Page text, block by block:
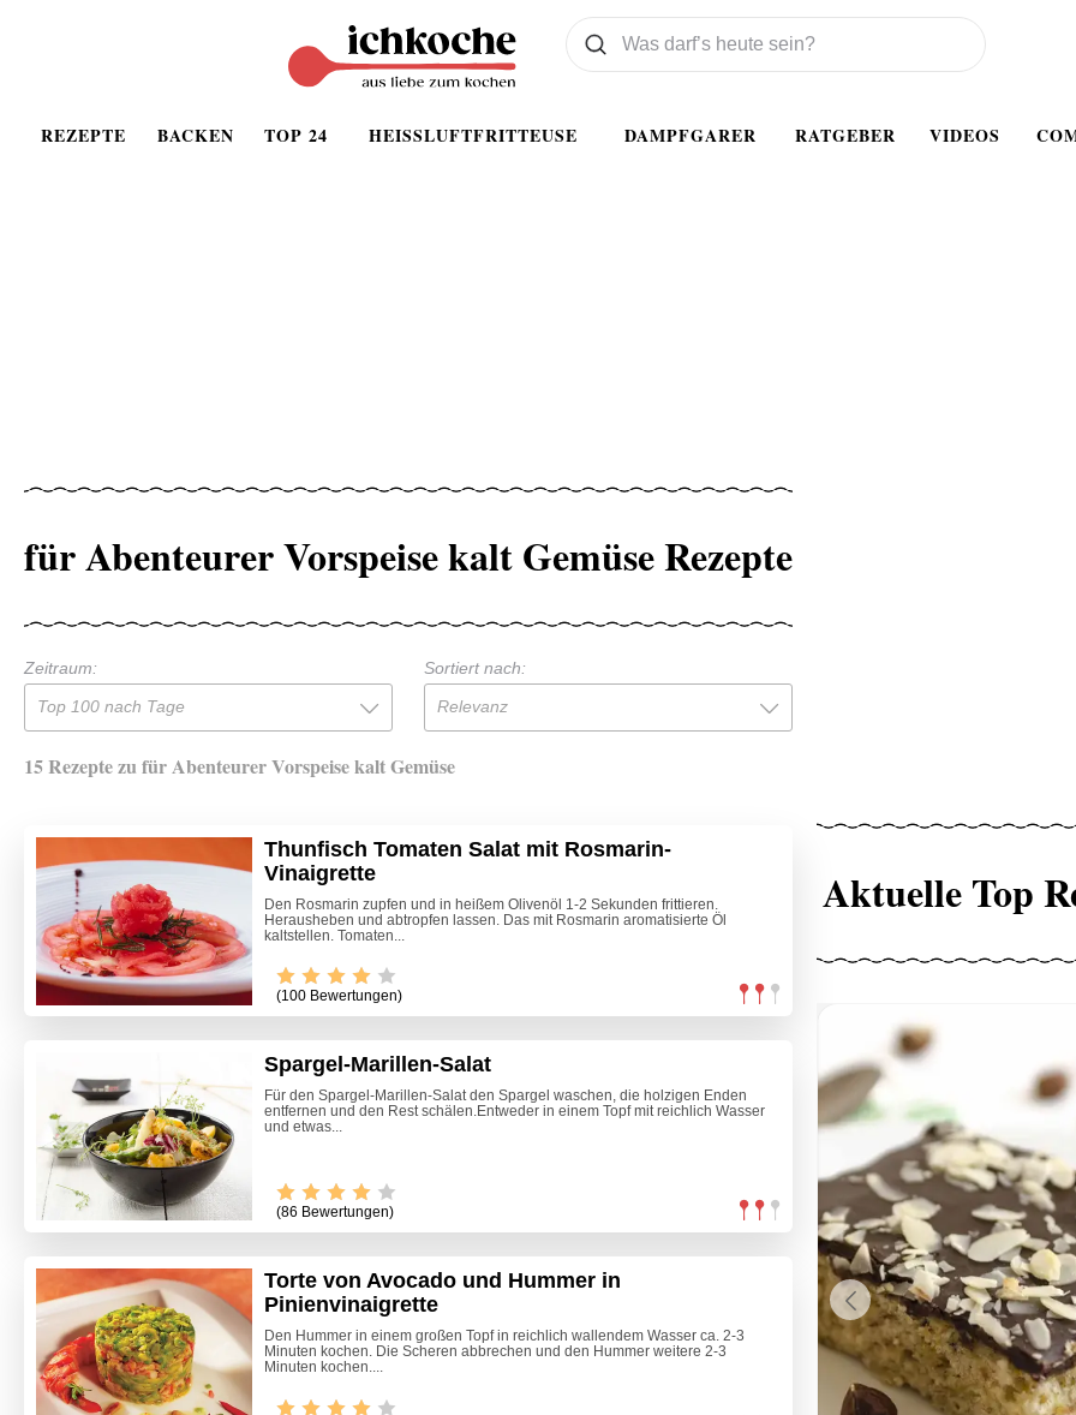
REZEPTE BACKEN TOP 24 HEISSLUFTFRITTEUSE DAMPFGARER RATGEBER VIDEOS
Was wollen Sie suchen
Suchen
für Abenteurer Vorspeise kalt Gemüse Rezepte
Zeitraum:
Top 100 nach Tage
Sortiert nach:
Relevanz
15 Rezepte zu für Abenteurer Vorspeise kalt Gemüse
Thunfisch Tomaten Salat mit Rosmarin-
Vinaigrette
Den Rosmarin zupfen und in heißem Olivenöl 1-2 Sekunden frittieren.
Herausheben und abtropfen lassen. Das mit Rosmarin aromatisierte Öl
kaltstellen. Tomaten...
(100 Bewertungen)
Spargel-Marillen-Salat
Für den Spargel-Marillen-Salat den Spargel waschen, die holzigen Enden
entfernen und den Rest schälen.Entweder in einem Topf mit reichlich Wasser
und etwas...
(86 Bewertungen)
Torte von Avocado und Hummer in
Pinienvinaigrette
Den Hummer in einem großen Topf in reichlich wallendem Wasser ca. 2-3
Minuten kochen. Die Scheren abbrechen und den Hummer weitere 2-3
Minuten kochen....
Aktuelle Top
Previous